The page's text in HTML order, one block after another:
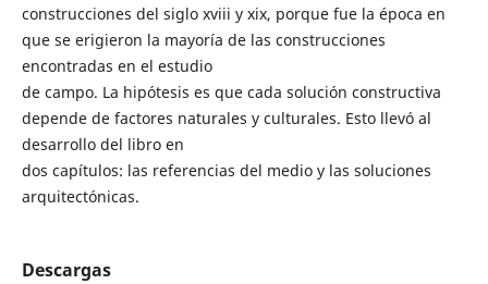
construcciones del siglo xviii y xix, porque fue la época en
que se erigieron la mayoría de las construcciones
encontradas en el estudio
de campo. La hipótesis es que cada solución constructiva
depende de factores naturales y culturales. Esto llevó al
desarrollo del libro en
dos capítulos: las referencias del medio y las soluciones
arquitectónicas.
Descargas